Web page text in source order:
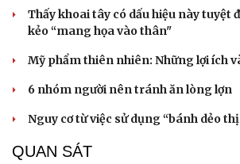
Thấy khoai tây có dấu hiệu này tuyệt
kẻo “mang họa vào thân"
Mỹ phẩm thiên nhiên: Những lợi ích
6 nhóm người nên tránh ăn lòng lợn
Nguy cơ từ việc sử dụng “bánh dẻo
QUAN SÁT